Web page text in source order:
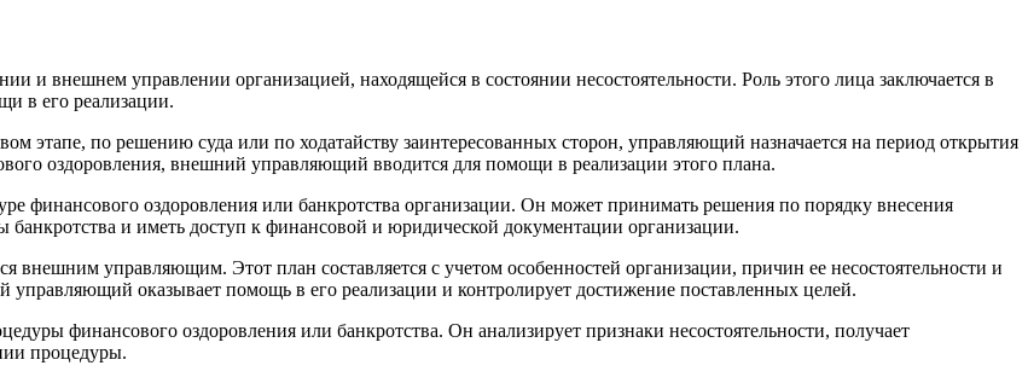
внешнем управлении организацией, находящейся в состоянии несостоятельности. Роль этого лица заключается в
в его реализации.
этапе, по решению суда или по ходатайству заинтересованных сторон, управляющий назначается на период открытия
оздоровления, внешний управляющий вводится для помощи в реализации этого плана.
финансового оздоровления или банкротства организации. Он может принимать решения по порядку внесения
и иметь доступ к финансовой и юридической документации организации.
внешним управляющим. Этот план составляется с учетом особенностей организации, причин ее несостоятельности и
оказывает помощь в его реализации и контролирует достижение поставленных целей.
финансового оздоровления или банкротства. Он анализирует признаки несостоятельности, получает
процедуры.